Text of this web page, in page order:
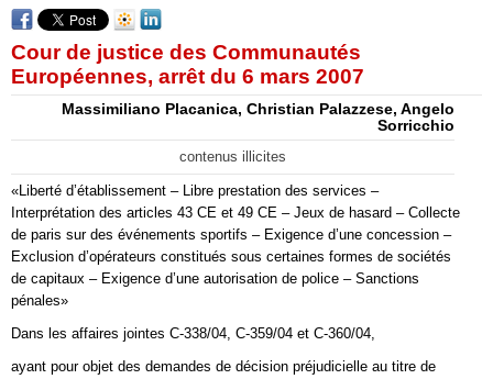
Cour de justice des Communautés
Européennes, arrêt du 6 mars 2007
Massimiliano Placanica, Christian Palazzese, Angelo
Sorricchio
contenus illicites
«Liberté d’établissement – Libre prestation des services –
Interprétation des articles 43 CE et 49 CE – Jeux de hasard – Collecte
de paris sur des événements sportifs – Exigence d’une concession –
Exclusion d’opérateurs constitués sous certaines formes de sociétés
de capitaux – Exigence d’une autorisation de police – Sanctions
pénales»
Dans les affaires jointes C‑338/04, C‑359/04 et C‑360/04,
ayant pour objet des demandes de décision préjudicielle au titre de